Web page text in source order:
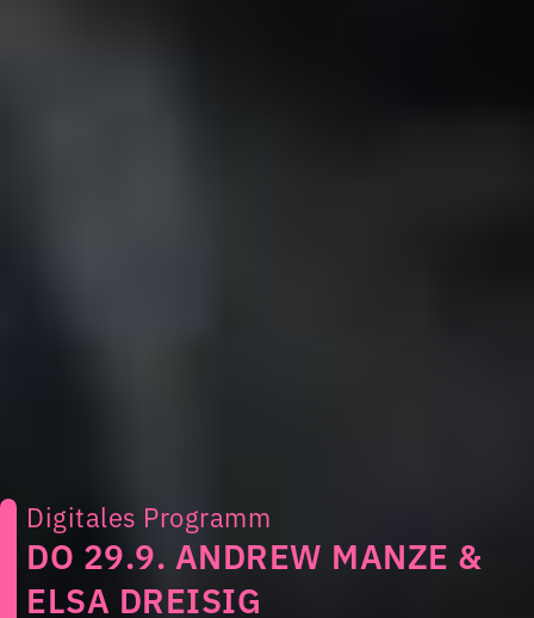
Digitales Programm
DO 29.9. ANDREW MANZE &
ELSA DREISIG